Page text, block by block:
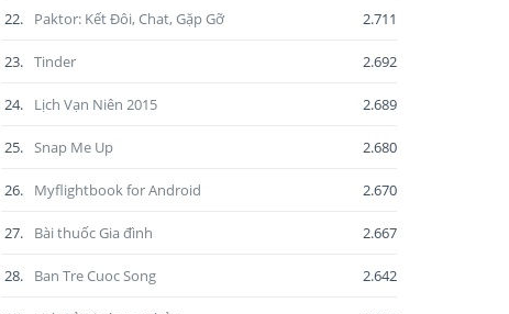
22. Paktor: Kết Đôi, Chat, Gặp Gỡ 2.711
23. Tinder 2.692
24. Lịch Vạn Niên 2015 2.689
25. Snap Me Up 2.680
26. Myflightbook for Android 2.670
27. Bài thuốc Gia đình 2.667
28. Ban Tre Cuoc Song 2.642